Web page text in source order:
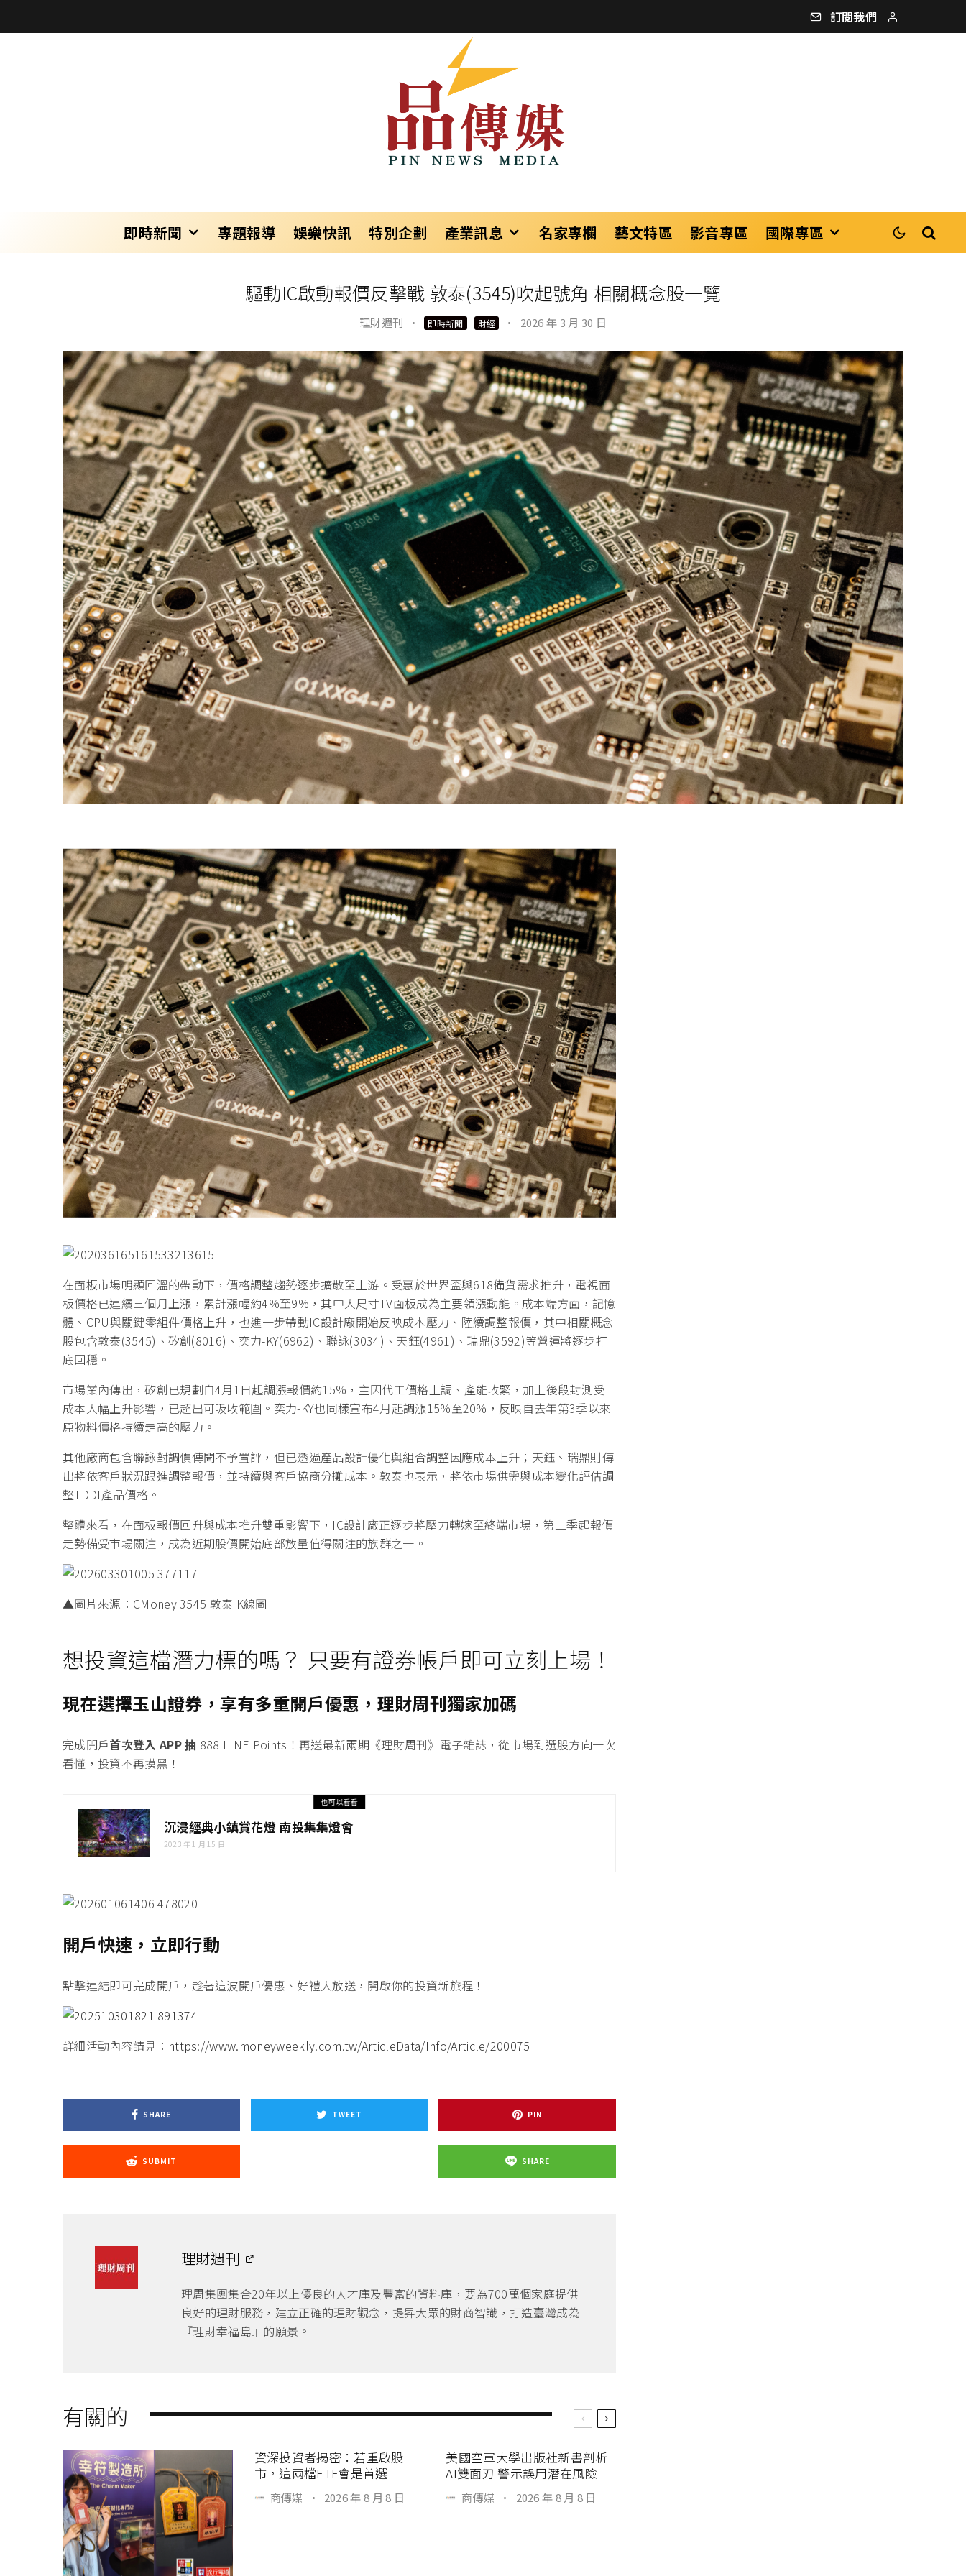
訂閱我們
即時新聞 專題報導 娛樂快訊 特別企劃 產業訊息 名家專欄 藝文特區 影音專區 國際專區
驅動IC啟動報價反擊戰 敦泰(3545)吹起號角 相關概念股一覽
理財週刊 · 即時新聞 財經 · 2026 年 3 月 30 日
在面板市場明顯回溫的帶動下，價格調整趨勢逐步擴散至上游。受惠於世界盃與618備貨需求推升，電視面
板價格已連續三個月上漲，累計漲幅約4%至9%，其中大尺寸TV面板成為主要領漲動能。成本端方面，記憶
體、CPU與關鍵零組件價格上升，也進一步帶動IC設計廠開始反映成本壓力、陸續調整報價，其中相關概念
股包含敦泰(3545)、矽創(8016)、奕力-KY(6962)、聯詠(3034)、天鈺(4961)、瑞鼎(3592)等營運將逐步打
底回穩。
市場業內傳出，矽創已規劃自4月1日起調漲報價約15%，主因代工價格上調、產能收緊，加上後段封測受
成本大幅上升影響，已超出可吸收範圍。奕力-KY也同樣宣布4月起調漲15%至20%，反映自去年第3季以來
原物料價格持續走高的壓力。
其他廠商包含聯詠對調價傳聞不予置評，但已透過產品設計優化與組合調整因應成本上升；天鈺、瑞鼎則傳
出將依客戶狀況跟進調整報價，並持續與客戶協商分攤成本。敦泰也表示，將依市場供需與成本變化評估調
整TDDI產品價格。
整體來看，在面板報價回升與成本推升雙重影響下，IC設計廠正逐步將壓力轉嫁至終端市場，第二季起報價
走勢備受市場關注，成為近期股價開始底部放量值得關注的族群之一。
▲圖片來源：CMoney 3545 敦泰 K線圖
想投資這檔潛力標的嗎？ 只要有證券帳戶即可立刻上場！
現在選擇玉山證券，享有多重開戶優惠，理財周刊獨家加碼
完成開戶首次登入 APP 抽 888 LINE Points！ 再送最新兩期《理財周刊》電子雜誌 ，從市場到選股方向一次
看懂，投資不再摸黑！
也可以看看
沉浸經典小鎮賞花燈 南投集集燈會
2023 年 1 月 15 日
開戶快速，立即行動
點擊連結即可完成開戶 ，趁著這波開戶優惠、好禮大放送，開啟你的投資新旅程！
詳細活動內容請見： https://www.moneyweekly.com.tw/ArticleData/Info/Article/200075
SHARE TWEET PIN
SUBMIT SHARE
理財週刊
理周集團集合20年以上優良的人才庫及豐富的資料庫，要為700萬個家庭提供
良好的理財服務，建立正確的理財觀念，提昇大眾的財商智識，打造臺灣成為
『理財幸福島』的願景。
有關的
資深投資者揭密：若重啟股
市，這兩檔ETF會是首選
商傳媒 · 2026 年 8 月 8 日
美國空軍大學出版社新書剖析
AI雙面刃 警示誤用潛在風險
商傳媒 · 2026 年 8 月 8 日